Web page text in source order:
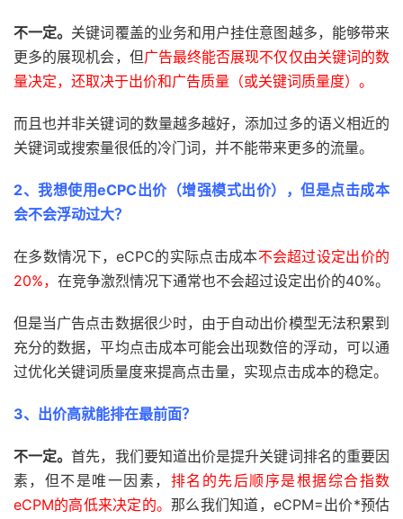
不一定。 关键词覆盖的业务和用户挂住意图越多，能够带来
更多的展现机会，但广告最终能否展现不仅仅由关键词的数
量决定，还取决于出价和广告质量（或关键词质量度）。
而且也并非关键词的数量越多越好，添加过多的语义相近的
关键词或搜索量很低的冷门词，并不能带来更多的流量。
2、我想使用eCPC出价（增强模式出价），但是点击成本
会不会浮动过大？
在多数情况下，eCPC的实际点击成本不会超过设定出价的
20%， 在竞争激烈情况下通常也不会超过设定出价的40%。
但是当广告点击数据很少时，由于自动出价模型无法积累到
充分的数据，平均点击成本可能会出现数倍的浮动，可以通
过优化关键词质量度来提高点击量，实现点击成本的稳定。
3、出价高就能排在最前面？
不一定。首先，我们要知道出价是提升关键词排名的重要因
素，但不是唯一因素， 排名的先后顺序是根据综合指数
eCPM的高低来决定的。那么我们知道，eCPM=出价*预估